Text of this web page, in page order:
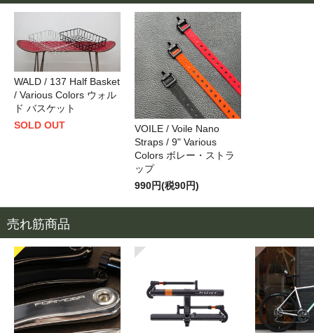
WALD / 137 Half Basket
/ Various Colors ウォル
ド バスケット
SOLD OUT
VOILE / Voile Nano
Straps / 9" Various
Colors ボレー・ストラ
ップ
990円(税90円)
売れ筋商品